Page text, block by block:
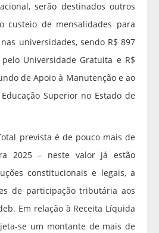
serão destinados outros
custeio de mensalidades para
universidades, sendo R$ 897
Universidade Gratuita e R$
de Apoio à Manutenção e ao
Superior no Estado de
prevista é de pouco mais de
2025 – neste valor já estão
constitucionais e legais, a
de participação tributária aos
Em relação à Receita Líquida
se um montante de mais de